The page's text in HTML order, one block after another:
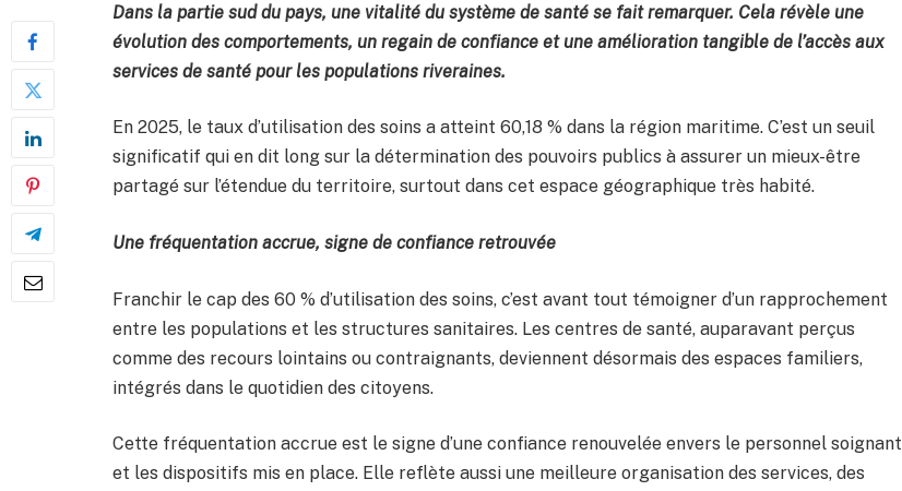
Dans la partie sud du pays, une vitalité du système de santé se fait remarquer. Cela révèle une
évolution des comportements, un regain de confiance et une amélioration tangible de l’accès aux
services de santé pour les populations riveraines.
En 2025, le taux d’utilisation des soins a atteint 60,18 % dans la région maritime. C’est un seuil
significatif qui en dit long sur la détermination des pouvoirs publics à assurer un mieux-être
partagé sur l’étendue du territoire, surtout dans cet espace géographique très habité.
Une fréquentation accrue, signe de confiance retrouvée
Franchir le cap des 60 % d’utilisation des soins, c’est avant tout témoigner d’un rapprochement
entre les populations et les structures sanitaires. Les centres de santé, auparavant perçus
comme des recours lointains ou contraignants, deviennent désormais des espaces familiers,
intégrés dans le quotidien des citoyens.
Cette fréquentation accrue est le signe d’une confiance renouvelée envers le personnel soignant
et les dispositifs mis en place. Elle reflète aussi une meilleure organisation des services, des